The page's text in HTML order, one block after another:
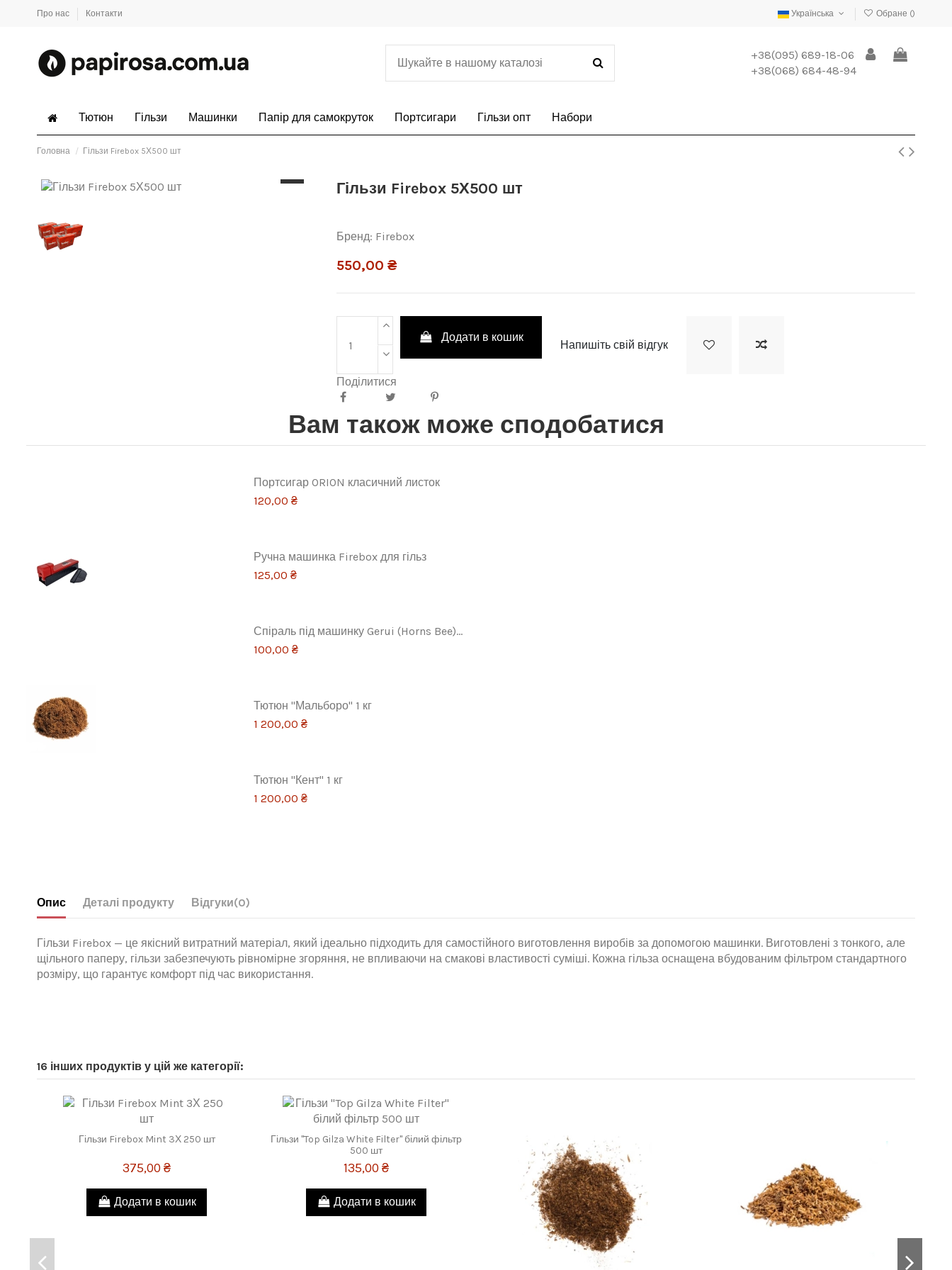
Про нас Контакти Українська Обране ()
+38(095) 689-18-06
+38(068) 684-48-94
Тютюн Гільзи Машинки Папір для самокруток Портсигари Гільзи опт Набори
Головна Гільзи Firebox 5Х500 шт
Гільзи Firebox 5Х500 шт
Бренд: Firebox
550,00 ₴
Додати в кошик
Напишіть свій відгук
Поділитися
Вам також може сподобатися
Портсигар ORION класичний листок
120,00 ₴
Ручна машинка Firebox для гільз
125,00 ₴
Спіраль під машинку Gerui (Horns Bee)...
100,00 ₴
Тютюн "Мальборо" 1 кг
1 200,00 ₴
Тютюн "Кент" 1 кг
1 200,00 ₴
Опис Деталі продукту Відгуки(0)
Гільзи Firebox — це якісний витратний матеріал, який ідеально підходить для самостійного виготовлення виробів за допомогою машинки. Виготовлені з тонкого, але
щільного паперу, гільзи забезпечують рівномірне згоряння, не впливаючи на смакові властивості суміші. Кожна гільза оснащена вбудованим фільтром стандартного
розміру, що гарантує комфорт під час використання.
16 інших продуктів у цій же категорії:
Гільзи Firebox Mint 3Х 250 шт
375,00 ₴
Додати в кошик
Гільзи "Top Gilza White Filter" білий фільтр
500 шт
135,00 ₴
Додати в кошик